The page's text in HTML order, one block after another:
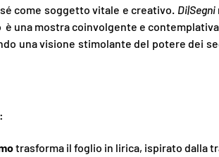
sé come soggetto vitale e creativo. Di|Segni
è una mostra coinvolgente e
una visione stimolante del potere dei
trasforma il foglio in lirica, ispirato dalla